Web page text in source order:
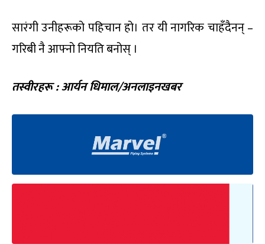
सारंगी उनीहरूको पहिचान हो। तर यी नागरिक चाहँदैनन् –
गरिबी नै आफ्नो नियति बनोस् ।
तस्वीरहरू : आर्यन धिमाल/अनलाइनखबर